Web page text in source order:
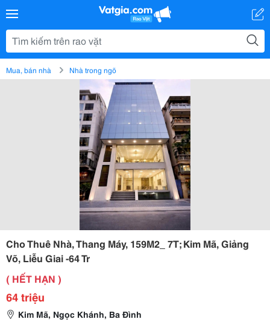
Mua, bán nhà Nhà trong ngõ
Cho Thuê Nhà, Thang Máy, 159M2_ 7T; Kim Mã, Giảng
Võ, Liễu Giai -64 Tr
( HẾT HẠN )
64 triệu
Kim Mã, Ngọc Khánh, Ba Đình